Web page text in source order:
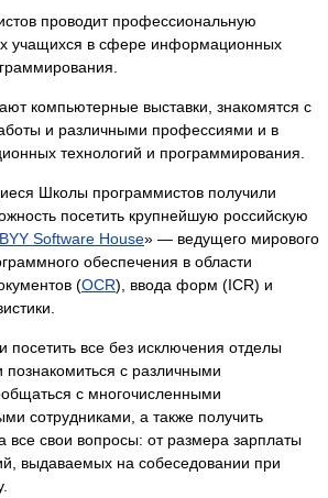
проводит профессиональную
учащихся в сфере информационных
компьютерные выставки, знакомятся с
и различными профессиями и в
технологий и программирования.
Школы программистов получили
посетить крупнейшую российскую
Software House» — ведущего мирового
обеспечения в области
(OCR), ввода форм (ICR) и
посетить все без исключения отделы
познакомиться с различными
с многочисленными
сотрудниками, а также получить
все свои вопросы: от размера зарплаты
выдаваемых на собеседовании при